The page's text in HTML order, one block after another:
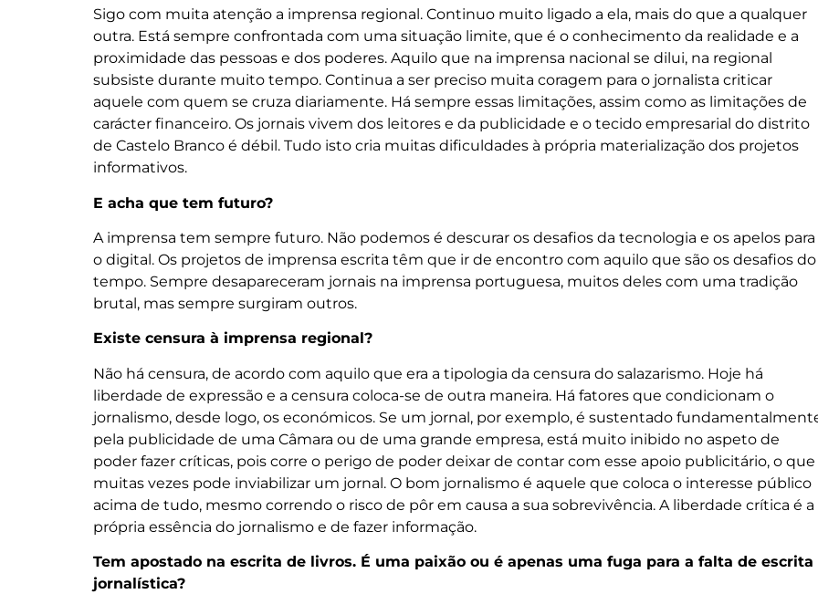
Sigo com muita atenção a imprensa regional. Continuo muito ligado a ela, mais do que a qualquer
outra. Está sempre confrontada com uma situação limite, que é o conhecimento da realidade e a
proximidade das pessoas e dos poderes. Aquilo que na imprensa nacional se dilui, na regional
subsiste durante muito tempo. Continua a ser preciso muita coragem para o jornalista criticar
aquele com quem se cruza diariamente. Há sempre essas limitações, assim como as limitações de
carácter financeiro. Os jornais vivem dos leitores e da publicidade e o tecido empresarial do distrito
de Castelo Branco é débil. Tudo isto cria muitas dificuldades à própria materialização dos projetos
informativos.
E acha que tem futuro?
A imprensa tem sempre futuro. Não podemos é descurar os desafios da tecnologia e os apelos para
o digital. Os projetos de imprensa escrita têm que ir de encontro com aquilo que são os desafios do
tempo. Sempre desapareceram jornais na imprensa portuguesa, muitos deles com uma tradição
brutal, mas sempre surgiram outros.
Existe censura à imprensa regional?
Não há censura, de acordo com aquilo que era a tipologia da censura do salazarismo. Hoje há
liberdade de expressão e a censura coloca-se de outra maneira. Há fatores que condicionam o
jornalismo, desde logo, os económicos. Se um jornal, por exemplo, é sustentado
pela publicidade de uma Câmara ou de uma grande empresa, está muito inibido no aspeto de
poder fazer críticas, pois corre o perigo de poder deixar de contar com esse apoio publicitário, o que
muitas vezes pode inviabilizar um jornal. O bom jornalismo é aquele que coloca o interesse público
acima de tudo, mesmo correndo o risco de pôr em causa a sua sobrevivência. A liberdade crítica é a
própria essência do jornalismo e de fazer informação.
Tem apostado na escrita de livros. É uma paixão ou é apenas uma fuga para a falta de escrita
jornalística?